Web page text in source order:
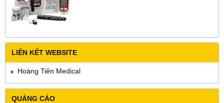
LIÊN KẾT WEBSITE
Hoàng Tiên Medical
QUẢNG CÁO